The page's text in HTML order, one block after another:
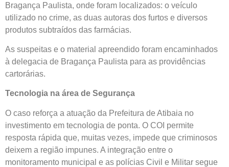
Bragança Paulista, onde foram localizados: o veículo
utilizado no crime, as duas autoras dos furtos e diversos
produtos subtraídos das farmácias.
As suspeitas e o material apreendido foram encaminhados
à delegacia de Bragança Paulista para as providências
cartorárias.
Tecnologia na área de Segurança
O caso reforça a atuação da Prefeitura de Atibaia no
investimento em tecnologia de ponta. O COI permite
resposta rápida que, muitas vezes, impede que criminosos
deixem a região impunes. A integração entre o
monitoramento municipal e as polícias Civil e Militar segue